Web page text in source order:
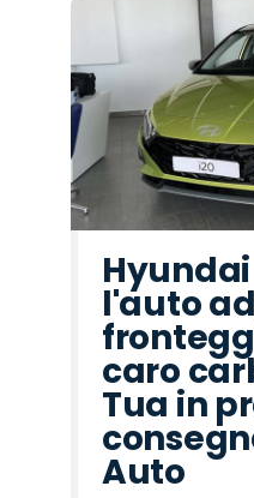
Hyundai
l'auto
caro
Tua in
Auto